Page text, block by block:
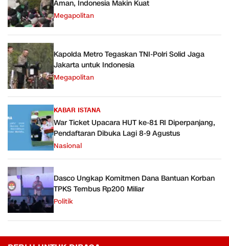
Aman, Indonesia Makin Kuat
Megapolitan
Kapolda Metro Tegaskan TNI-Polri Solid Jaga
Jakarta untuk Indonesia
Megapolitan
KABAR ISTANA
War Ticket Upacara HUT ke-81 RI Diperpanjang,
Pendaftaran Dibuka Lagi 8-9 Agustus
Nasional
Dasco Ungkap Komitmen Dana Bantuan Korban
TPKS Tembus Rp200 Miliar
Politik